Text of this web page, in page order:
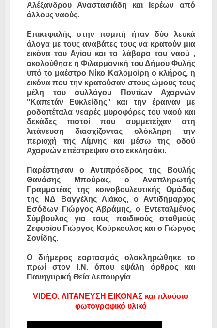
Αλέξανδρου Αναστασιάδη και Ιερέων από
άλλους ναούς.
Επικεφαλής στην πομπή ήταν δύο λευκά
άλογα με τους αναβάτες τους να κρατούν μια
εικόνα του Αγίου και το λάβαρο του ναού ,
ακολούθησε η Φιλαρμονική του Δήμου Φυλής
υπό το μαέστρο Νίκο Καλομοίρη ο κλήρος, η
εικόνα που την κρατούσαν στους ώμους τους
μέλη του συλλόγου Ποντίων Αχαρνών
"Καπετάν Ευκλείδης" και την έραιναν με
ροδοπέταλα νεαρές μυροφόρες του ναού και
δεκάδες πιστοί που συμμετείχαν στη
λιτάνευση διασχίζοντας ολόκληρη την
περιοχή της Λίμνης και μέσω της οδού
Αχαρνών επέστρεψαν στο εκκλησάκι.
Παρέστησαν ο Αντιπρόεδρος της Βουλής
Θανάσης Μπούρας, ο Αναπληρωτής
Γραμματέας της κοινοβουλευτικής Ομάδας
της ΝΔ Βαγγέλης Λιάκος, ο Αντιδήμαρχος
Εσόδων Γιώργος Αβράμης, ο Εντεταλμένος
Σύμβουλος για τους παιδικούς σταθμούς
Ζεφυρίου Γιώργος Κούρκουλος και ο Γιώργος
Σονίδης.
Ο διήμερος εορτασμός ολοκληρώθηκε το
πρωί στον Ι.Ν. όπου εψάλη όρθρος και
Πανηγυρική Θεία Λειτουργία.
VIDEO: ΛΙΤΑΝΕΥΣΗ ΕΙΚΟΝΑΣ και πλούσιο
φωτογραφικό υλικό